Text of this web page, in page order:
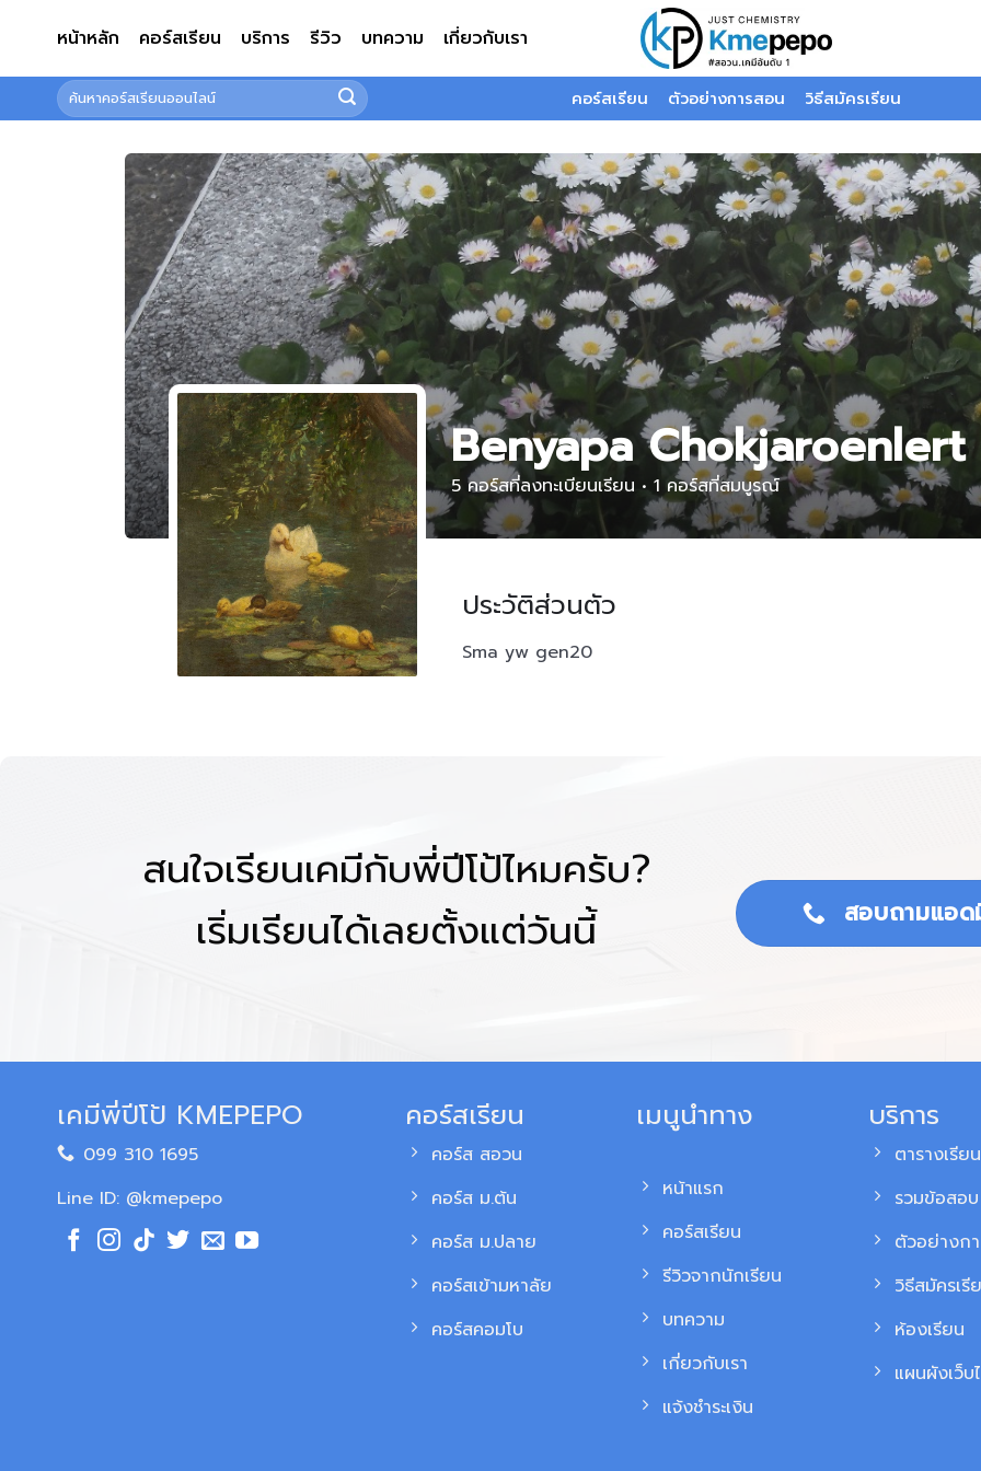
หน้าหลัก คอร์สเรียน บริการ รีวิว บทความ เกี่ยวกับเรา
ค้นหา: คอร์สเรียน ตัวอย่างการสอน วิธีสมัครเรียน
Benyapa Chokjaroenlert
5 คอร์สที่ลงทะเบียนเรียน • 1 คอร์สที่สมบูรณ์
ประวัติส่วนตัว
Sma yw gen20
สนใจเรียนเคมีกับพี่ปีโป้ไหมครับ?
เริ่มเรียนได้เลยตั้งแต่วันนี้
สอบถามแอ
เคมีพี่ปีโป้ KMEPEPO
099 310 1695
Line ID: @kmepepo
คอร์สเรียน
คอร์ส สอวน
คอร์ส ม.ต้น
คอร์ส ม.ปลาย
คอร์สเข้ามหาลัย
คอร์สคอมโบ
เมนูนำทาง
หน้าแรก
คอร์สเรียน
รีวิวจากนักเรียน
บทความ
เกี่ยวกับเรา
แจ้งชำระเงิน
บริการ
ตารางเรียน
รวมข้อสอ
ตัวอย่างก
วิธีสมัครเรี
ห้องเรียน
แผนผังเว็บ